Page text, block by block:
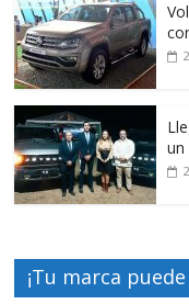
un
¡Tu marca